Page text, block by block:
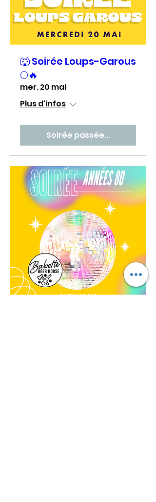
🐺 Soirée Loups-Garous
🌕🔥
mer. 20 mai
Plus d'infos
Soirée passée...